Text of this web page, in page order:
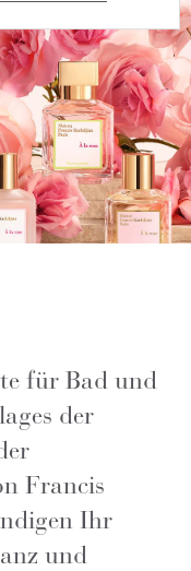
für Bad und
der
Francis
Ihr
und